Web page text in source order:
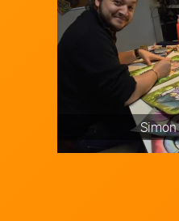
Simon